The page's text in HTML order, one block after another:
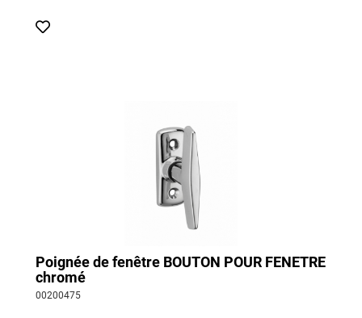
Poignée de fenêtre BOUTON POUR FENETRE
chromé
00200475